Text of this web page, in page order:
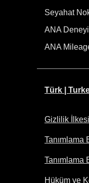
Seyahat
ANA
ANA
Türk |
Gizlilik İlkesi
Tanımlama
Tanımlama
Hüküm ve